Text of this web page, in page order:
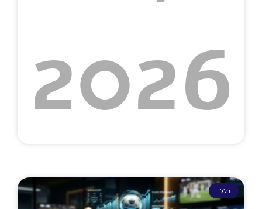
2026
כללי